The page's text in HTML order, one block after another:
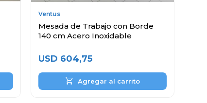
Ventus
Mesada de Trabajo con Borde
140 cm Acero Inoxidable
USD 604,75